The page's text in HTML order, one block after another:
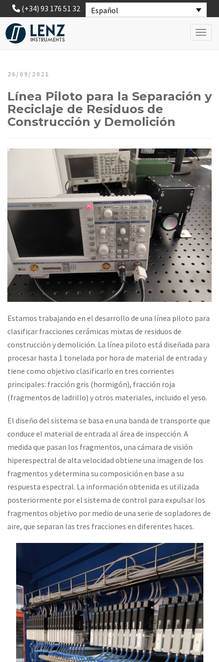
Español
(+34) 93 176 51 32
26/09/2021
Línea Piloto para la Separación y
Reciclaje de Residuos de
Construcción y Demolición
Estamos trabajando en el desarrollo de una línea piloto para
clasificar fracciones cerámicas mixtas de residuos de
construcción y demolición. La línea piloto está diseñada para
procesar hasta 1 tonelada por hora de material de entrada y
tiene como objetivo clasificarlo en tres corrientes
principales: fracción gris (hormigón), fracción roja
(fragmentos de ladrillo) y otros materiales, incluido el yeso.
El diseño del sistema se basa en una banda de transporte que
conduce el material de entrada al área de inspección. A
medida que pasan los fragmentos, una cámara de visión
hiperespectral de alta velocidad obtiene una imagen de los
fragmentos y determina su composición en base a su
respuesta espectral. La información obtenida es utilizada
posteriormente por el sistema de control para expulsar los
fragmentos objetivo por medio de una serie de sopladores de
aire, que separan las tres fracciones en diferentes haces.